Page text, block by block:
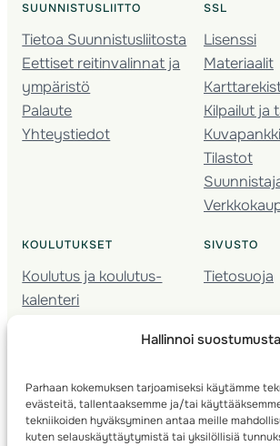
Hallinnoi suostumusta
Parhaan kokemuksen tarjoamiseksi käytämme
evästeitä, tallentaaksemme ja/tai
tekniikoiden hyväksyminen antaa meille
kuten selauskäyttäytymistä tai yksilöllisiä
SUUNNISTUSLIITTO
Tietoa Suunnistusliitosta
Eettiset reitinvalinnat ja
ympäristö
Palaute
Yhteystiedot
SSL
Lisenssi
Materiaalit
Kilpailut ja
Kuvapankki
Tilastot
KOULUTUKSET
Koulutus ja koulutus­
kalenteri
Seura­kehittäminen
Kartoitus
Ratamestari
SIVUSTO
Tietosuoja